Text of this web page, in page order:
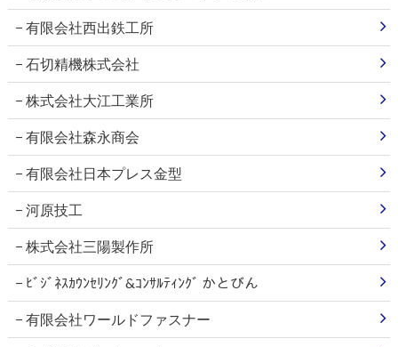
有限会社西出鉄工所
石切精機株式会社
株式会社大江工業所
有限会社森永商会
有限会社日本プレス金型
河原技工
株式会社三陽製作所
ﾋﾞｼﾞﾈｽｶｳﾝｾﾘﾝｸﾞ&ｺﾝｻﾙﾃｨﾝｸﾞ かとびん
有限会社ワールドファスナー